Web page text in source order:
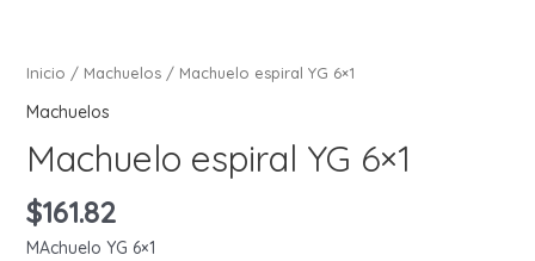
Inicio / Machuelos/ Machuelo espiral YG 6×1
Machuelos
Machuelo espiral YG 6×1
$161.82
MAchuelo YG 6×1